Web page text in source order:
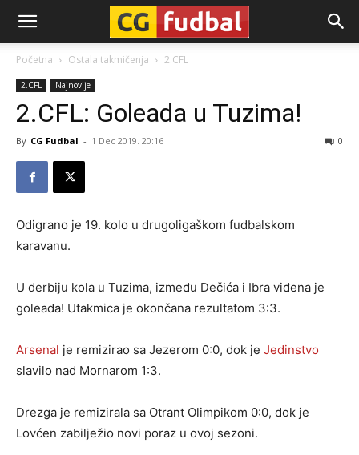
CG-
Fudbal
Početna Ostala takmičenja 2.CFL
2.CFL Najnovije
2.CFL: Goleada u Tuzima!
By CG Fudbal - 1 Dec 2019. 20:16 0
Odigrano je 19. kolo u drugoligaškom fudbalskom
karavanu.
U derbiju kola u Tuzima, između Dečića i Ibra viđena je
goleada! Utakmica je okončana rezultatom 3:3.
Arsenal je remizirao sa Jezerom 0:0, dok je Jedinstvo
slavilo nad Mornarom 1:3.
Drezga je remizirala sa Otrant Olimpikom 0:0, dok je
Lovćen zabilježio novi poraz u ovoj sezoni.